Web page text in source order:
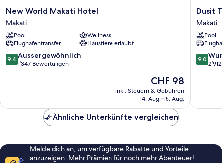
New
World
Makati
Hotel
Makati
New World Makati Hotel
Makati
Pool
Wellness
Flughafentransfer
Haustiere erlaubt
9.4
von
9.4 Aussergewöhnlich
1’347 Bewertungen
Der
Preis
beträgt
CHF 98
inkl. Steuern & Gebühren
14. Aug.–15. Aug.
Dusit
Thani
Manila
Makati
Dusit
Makati
Pool
9.0
von
9.0
Ähnliche Unterkünfte vergleichen
Melde dich an, um verfügbare Rabatte und Vorteile
anzuzeigen. Mehr Prämien für noch mehr Abenteuer!